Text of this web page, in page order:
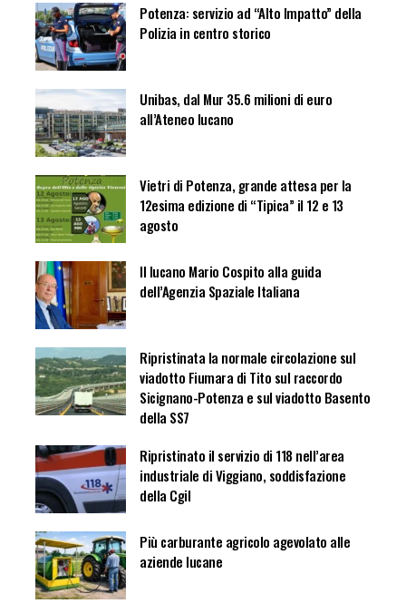
Potenza: servizio ad “Alto Impatto” della
Polizia in centro storico
Unibas, dal Mur 35.6 milioni di euro
all’Ateneo lucano
Vietri di Potenza, grande attesa per la
12esima edizione di “Tipica” il 12 e 13
agosto
Il lucano Mario Cospito alla guida
dell’Agenzia Spaziale Italiana
Ripristinata la normale circolazione sul
viadotto Fiumara di Tito sul raccordo
Sicignano-Potenza e sul viadotto Basento
della SS7
Ripristinato il servizio di 118 nell’area
industriale di Viggiano, soddisfazione
della Cgil
Più carburante agricolo agevolato alle
aziende lucane